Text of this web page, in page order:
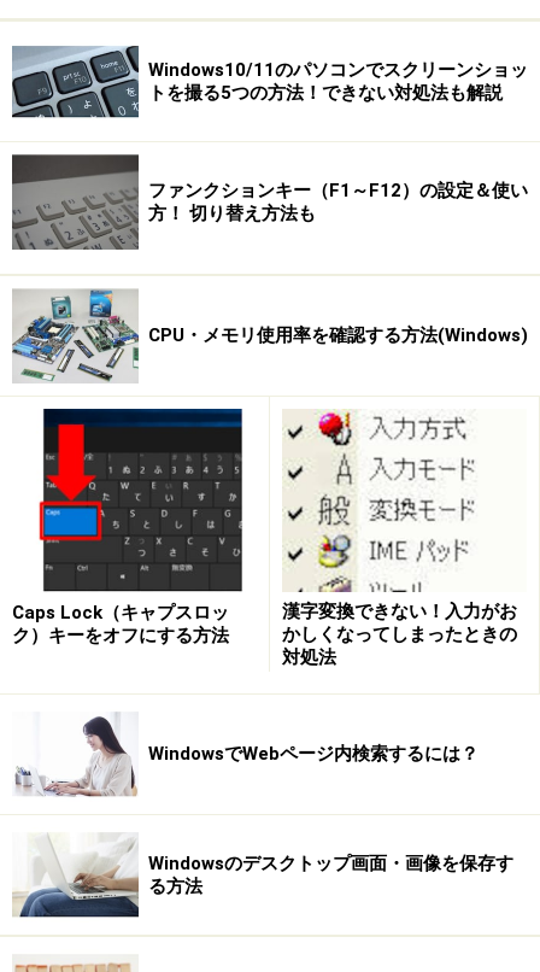
Amazonで Windows 関連の商品をチェック！
楽天市場で Windows 関連の商品をチェック！
Windows10/11のパソコンでスクリーンショッ
トを撮る5つの方法！できない対処法も解説
ファンクションキー（F1～F12）の設定＆使い
方！ 切り替え方法も
CPU・メモリ使用率を確認する方法(Windows)
Caps Lock（キャプスロッ
ク）キーをオフにする方法
漢字変換できない！入力がお
かしくなってしまったときの
対処法
WindowsでWebページ内検索するには？
Windowsのデスクトップ画面・画像を保存す
る方法